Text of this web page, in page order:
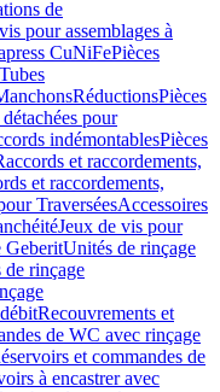
de
pour assemblages à
CuNiFePièces
Tubes
RéductionsPièces
pour
indémontablesPièces
et raccordements,
et raccordements,
TraverséesAccessoires
Jeux de vis pour
GeberitUnités de rinçage
de rinçage
Recouvrements et
de WC avec rinçage
et commandes de
à encastrer avec